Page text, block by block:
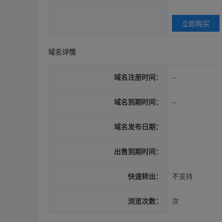
立即购买
域名详情
域名注册时间： --
域名到期时间： --
域名发布日期：
出售到期时间：
快速转出： 不支持
浏览次数： 次